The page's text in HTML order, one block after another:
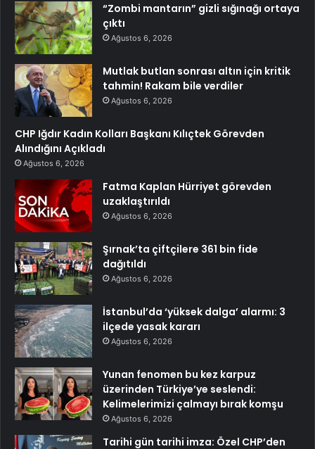
“Zombi mantarın” gizli sığınağı ortaya
çıktı
Ağustos 6, 2026
Mutlak butlan sonrası altın için kritik
tahmin! Rakam bile verdiler
Ağustos 6, 2026
CHP Iğdır Kadın Kolları Başkanı Kılıçtek Görevden
Alındığını Açıkladı
Ağustos 6, 2026
Fatma Kaplan Hürriyet görevden
uzaklaştırıldı
Ağustos 6, 2026
Şırnak’ta çiftçilere 361 bin fide
dağıtıldı
Ağustos 6, 2026
İstanbul’da ‘yüksek dalga’ alarmı: 3
ilçede yasak kararı
Ağustos 6, 2026
Yunan fenomen bu kez karpuz
üzerinden Türkiye’ye seslendi:
Kelimelerimizi çalmayı bırak komşu
Ağustos 6, 2026
Tarihi gün tarihi imza: Özel CHP’den